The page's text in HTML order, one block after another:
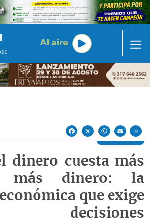
Al aire
FacebookX WhatsAppEmail
dinero cuesta más
más dinero: la
que exige
decisiones